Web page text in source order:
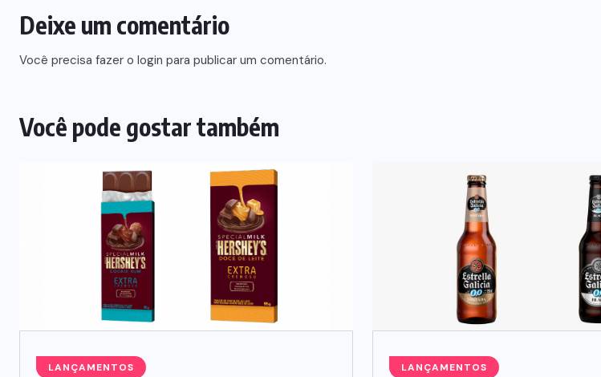
Deixe um comentário
Você precisa fazer o login para publicar um comentário.
Você pode gostar também
LANÇAMENTOS LANÇAMENTOS